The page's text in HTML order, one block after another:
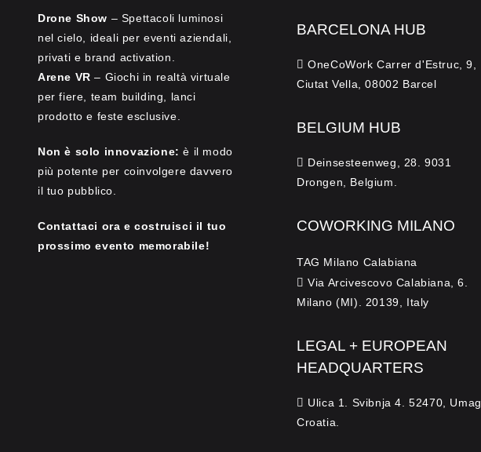
Drone Show – Spettacoli luminosi
nel cielo, ideali per eventi aziendali,
privati e brand activation.
Arene VR– Giochi in realtà virtuale
per fiere, team building, lanci
prodotto e feste esclusive.
Non è solo innovazione: è il modo
più potente per coinvolgere davvero
il tuo pubblico.
Contattaci ora e costruisci il tuo
prossimo evento memorabile!
BARCELONA HUB
OneCoWork Carrer d'Estruc, 9,
Ciutat Vella, 08002 Barcel
BELGIUM HUB
Deinsesteenweg, 28. 9031
Drongen, Belgium.
COWORKING MILANO
TAG Milano Calabiana
Via Arcivescovo Calabiana, 6.
Milano (MI). 20139, Italy
LEGAL + EUROPEAN
HEADQUARTERS
Ulica 1. Svibnja 4. 52470, Umag,
Croatia.